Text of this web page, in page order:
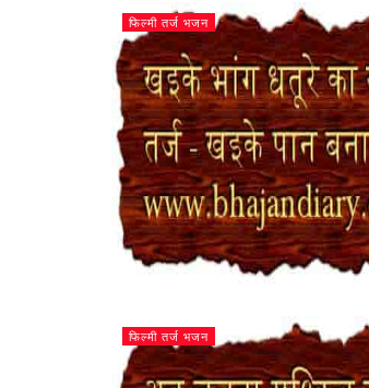
फिल्मी तर्ज भजन
फिल्मी तर्ज भजन